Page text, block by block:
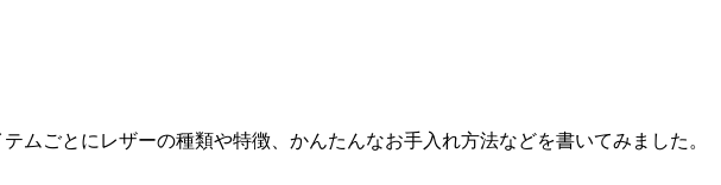
ムごとにレザーの種類や特徴、かんたんなお手入れ方法などを書いてみました。